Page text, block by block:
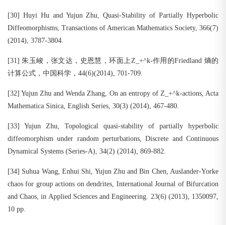
[30] Huyi Hu and Yujun Zhu, Quasi-Stability of Partially Hyperbolic
Diffeomorphisms, Transactions of American Mathematics Society, 366(7)
(2014), 3787-3804.
[31] 朱玉峻，张文达，史恩慧，环面上Z_+^k-作用的Friedland 熵的
计算公式，中国科学，44(6)(2014), 701-709.
[32] Yujun Zhu and Wenda Zhang, On an entropy of Z_+^k-actions, Acta
Mathematica Sinica, English Series, 30(3) (2014), 467-480.
[33] Yujun Zhu, Topological quasi-stability of partially hyperbolic
diffeomorphism under random perturbations, Discrete and Continuous
Dynamical Systems (Series-A), 34(2) (2014), 869-882.
[34] Suhua Wang, Enhui Shi, Yujun Zhu and Bin Chen, Auslander-Yorke
chaos for group actions on dendrites, International Journal of Bifurcation
and Chaos, in Applied Sciences and Engineering. 23(6) (2013), 1350097,
10 pp.